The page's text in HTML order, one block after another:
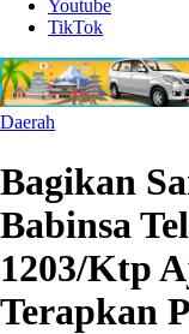
Youtube
TikTok
Daerah
Bagikan
Babinsa
1203/Ktp
Terapkan